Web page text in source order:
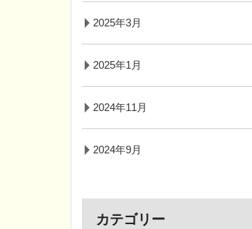
2025年3月
2025年1月
2024年11月
2024年9月
カテゴリー